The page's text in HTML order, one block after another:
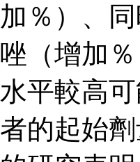
加％）、
唑（增加
水平較高
者的起始